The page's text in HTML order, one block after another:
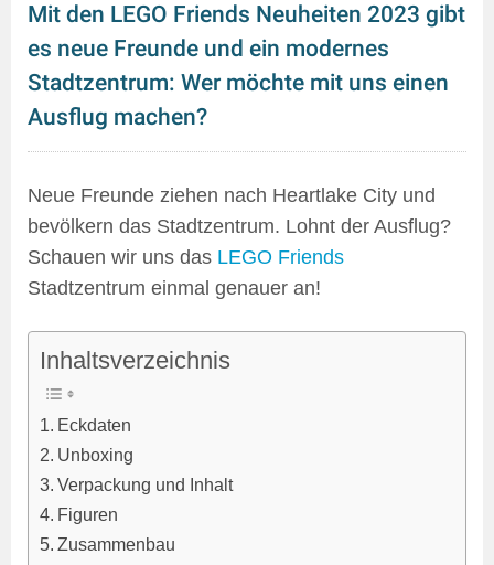
Mit den LEGO Friends Neuheiten 2023 gibt
es neue Freunde und ein modernes
Stadtzentrum: Wer möchte mit uns einen
Ausflug machen?
Neue Freunde ziehen nach Heartlake City und
bevölkern das Stadtzentrum. Lohnt der Ausflug?
Schauen wir uns das LEGO Friends
Stadtzentrum einmal genauer an!
Inhaltsverzeichnis
Eckdaten
Unboxing
Verpackung und Inhalt
Figuren
Zusammenbau